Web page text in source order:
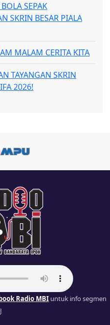
SEPAK
SKRIN BESAR PIALA
MALAM CERITA KITA
TAYANGAN SKRIN
2026!
Radio MBI untuk info segmen